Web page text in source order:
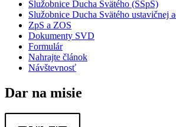
Služobnice Ducha Svätého (SSpS)
Služobnice Ducha Svätého ustavičnej
ZpS a ZOS
Dokumenty SVD
Formulár
Nahrajte článok
Návštevnosť
Dar na misie